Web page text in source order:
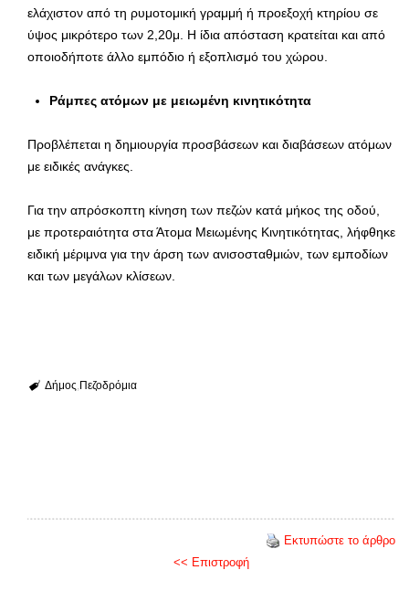
ελάχιστον από τη ρυμοτομική γραμμή ή προεξοχή κτηρίου σε
ύψος μικρότερο των 2,20μ. Η ίδια απόσταση κρατείται και από
οποιοδήποτε άλλο εμπόδιο ή εξοπλισμό του χώρου.
Ράμπες ατόμων με μειωμένη κινητικότητα
Προβλέπεται η δημιουργία προσβάσεων και διαβάσεων ατόμων
με ειδικές ανάγκες.
Για την απρόσκοπτη κίνηση των πεζών κατά μήκος της οδού,
με προτεραιότητα στα Άτομα Μειωμένης Κινητικότητας, λήφθηκε
ειδική μέριμνα για την άρση των ανισοσταθμιών, των εμποδίων
και των μεγάλων κλίσεων.
Δήμος Πεζοδρόμια
Εκτυπώστε το άρθρο
<< Επιστροφή